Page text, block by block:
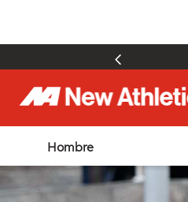
Hombre
zapatillas hombre